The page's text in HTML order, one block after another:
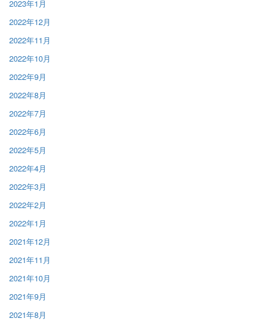
2023年1月
2022年12月
2022年11月
2022年10月
2022年9月
2022年8月
2022年7月
2022年6月
2022年5月
2022年4月
2022年3月
2022年2月
2022年1月
2021年12月
2021年11月
2021年10月
2021年9月
2021年8月